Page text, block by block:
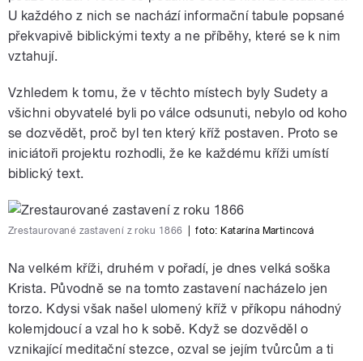
U každého z nich se nachází informační tabule popsané
překvapivě biblickými texty a ne příběhy, které se k nim
vztahují.
Vzhledem k tomu, že v těchto místech byly Sudety a
všichni obyvatelé byli po válce odsunuti, nebylo od koho
se dozvědět, proč byl ten který kříž postaven. Proto se
iniciátoři projektu rozhodli, že ke každému kříži umístí
biblický text.
Zrestaurované zastavení z roku 1866 foto: Katarína Martincová
Na velkém kříži, druhém v pořadí, je dnes velká soška
Krista. Původně se na tomto zastavení nacházelo jen
torzo. Kdysi však našel ulomený kříž v příkopu náhodný
kolemjdoucí a vzal ho k sobě. Když se dozvěděl o
vznikající meditační stezce, ozval se jejím tvůrcům a ti